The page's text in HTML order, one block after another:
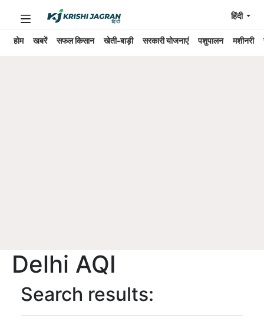
होम खबरें सफल किसान खेती-बाड़ी सरकारी योजनाएं पशुपालन मशीनरी
हिंदी
Delhi AQI
Search results: